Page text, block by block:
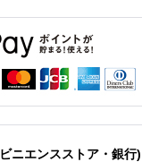
ニエンスストア・銀行)